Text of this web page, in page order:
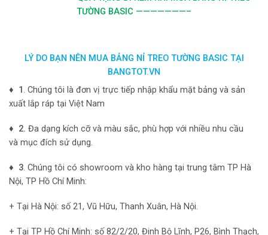
TƯỜNG BASIC ———————–
LÝ DO BẠN NÊN MUA BẢNG NỈ TREO TƯỜNG BASIC TẠI
BANGTOT.VN
♦ 1 . Chúng tôi là đơn vị trực tiếp nhập khẩu mặt bảng và sản
xuất lắp ráp tại Việt Nam
♦ 2. Đa dạng kích cỡ và màu sắc, phù hợp với nhiều nhu cầu
và mục đích sử dụng.
♦ 3. Chúng tôi có showroom và kho hàng tại trung tâm TP Hà
Nội, TP Hồ Chí Minh:
+ Tại Hà Nội: số 21, Vũ Hữu, Thanh Xuân, Hà Nội.
+ Tại TP Hồ Chí Minh: số 82/2/20, Đinh Bộ Lĩnh, P26, Bình Thạch,